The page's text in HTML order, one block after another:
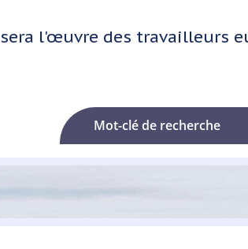
l'œuvre des travailleurs
Rechercher